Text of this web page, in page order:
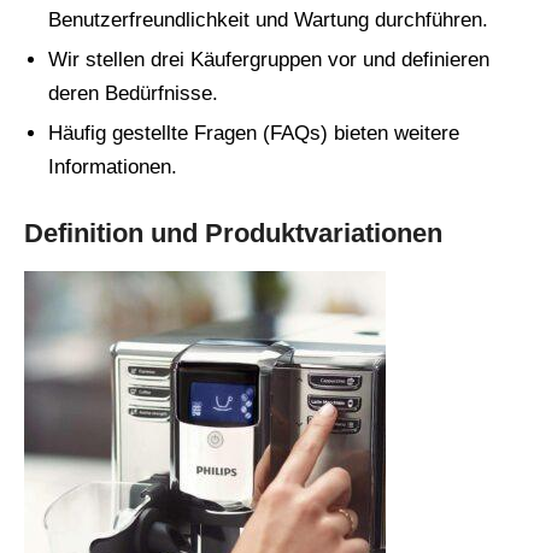
Benutzerfreundlichkeit und Wartung durchführen.
Wir stellen drei Käufergruppen vor und definieren
deren Bedürfnisse.
Häufig gestellte Fragen (FAQs) bieten weitere
Informationen.
Definition und Produktvariationen